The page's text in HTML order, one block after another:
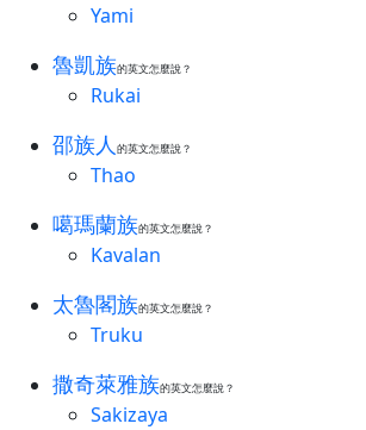
Yami
魯凱族的英文怎麼說？
Rukai
邵族人 的英文怎麼說？
Thao
噶瑪蘭族的英文怎麼說？
Kavalan
太魯閣族的英文怎麼說？
Truku
撒奇萊雅族的英文怎麼說？
Sakizaya